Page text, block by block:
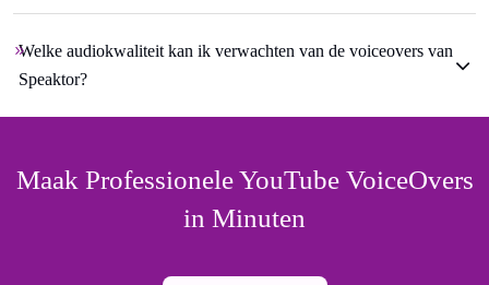
Welke audiokwaliteit kan ik verwachten van de voiceovers van
Speaktor?
Maak Professionele YouTube VoiceOvers
in Minuten